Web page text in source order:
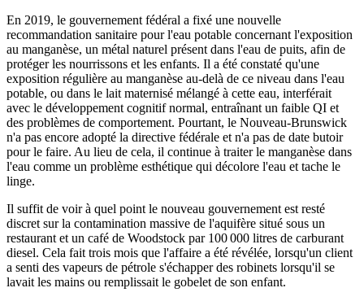
En 2019, le gouvernement fédéral a fixé une nouvelle
recommandation sanitaire pour l'eau potable concernant l'exposition
au manganèse, un métal naturel présent dans l'eau de puits, afin de
protéger les nourrissons et les enfants. Il a été constaté qu'une
exposition régulière au manganèse au-delà de ce niveau dans l'eau
potable, ou dans le lait maternisé mélangé à cette eau, interférait
avec le développement cognitif normal, entraînant un faible QI et
des problèmes de comportement. Pourtant, le Nouveau-Brunswick
n'a pas encore adopté la directive fédérale et n'a pas de date butoir
pour le faire. Au lieu de cela, il continue à traiter le manganèse dans
l'eau comme un problème esthétique qui décolore l'eau et tache le
linge.
Il suffit de voir à quel point le nouveau gouvernement est resté
discret sur la contamination massive de l'aquifère situé sous un
restaurant et un café de Woodstock par 100 000 litres de carburant
diesel. Cela fait trois mois que l'affaire a été révélée, lorsqu'un client
a senti des vapeurs de pétrole s'échapper des robinets lorsqu'il se
lavait les mains ou remplissait le gobelet de son enfant.